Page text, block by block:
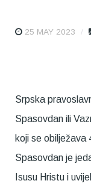
25 MAY 2023
Srpska
Spasovdan ili
koji se obilježava
Spasovdan je
Isusu Hristu i